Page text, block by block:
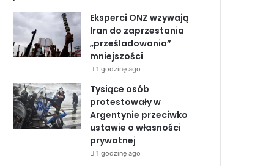
o
o
d
b
e
Eksperci ONZ wzywają
Iran do zaprzestania
„prześladowania”
mniejszości
1 godzinę ago
Tysiące osób
protestowały w
Argentynie przeciwko
ustawie o własności
prywatnej
1 godzinę ago